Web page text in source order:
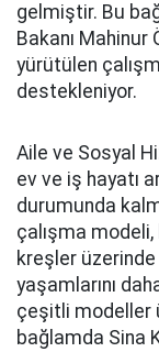
gelmiştir. Bu
Bakanı
yürütülen
destekleniyor.
Aile ve Sosyal
ev ve iş hayatı
durumunda
çalışma
kreşler üzerinde
yaşamlarını
çeşitli modeller
bağlamda Sina